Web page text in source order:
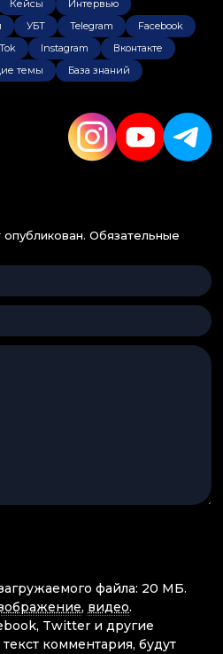
Кейсы
Интервью
УБТ Telegram
Facebook
Instagram
Вконтакте
темы База знаний
Обязательные
файла: 20 МБ.
, видео.
Twitter и другие
комментария, будут